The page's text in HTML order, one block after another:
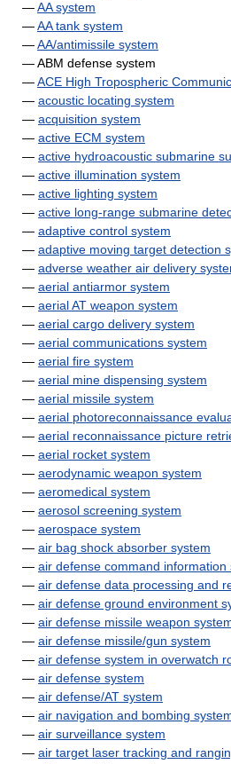
—AA system
—AA tank system
—AA/antimissile system
— ABM defense system
—ACE High Tropospheric
— acoustic locating system
— acquisition system
— active ECM system
— active hydroacoustic submarine
— active illumination system
— active lighting system
— active long-range submarine
— adaptive control system
— adaptive moving target detection
— adverse weather air delivery
— aerial antiarmor system
— aerial AT weapon system
— aerial cargo delivery system
— aerial communications system
— aerial fire system
— aerial mine dispensing system
— aerial missile system
— aerial photoreconnaissance
— aerial reconnaissance picture
— aerial rocket system
— aerodynamic weapon system
— aeromedical system
— aerosol screening system
— aerospace system
— air bag shock absorber system
— air defense command information
— air defense data processing and
— air defense ground environment
— air defense missile weapon
— air defense missile/gun system
— air defense system in overwatch
— air defense system
— air defense/AT system
— air navigation and bombing
— air surveillance system
— air target laser tracking and